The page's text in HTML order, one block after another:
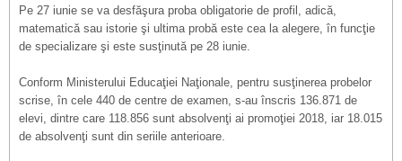
Pe 27 iunie se va desfăşura proba obligatorie de profil, adică,
matematică sau istorie şi ultima probă este cea la alegere, în funcţie
de specializare şi este susţinută pe 28 iunie.
Conform Ministerului Educaţiei Naţionale, pentru susţinerea probelor
scrise, în cele 440 de centre de examen, s-au înscris 136.871 de
elevi, dintre care 118.856 sunt absolvenţi ai promoţiei 2018, iar 18.015
de absolvenţi sunt din seriile anterioare.